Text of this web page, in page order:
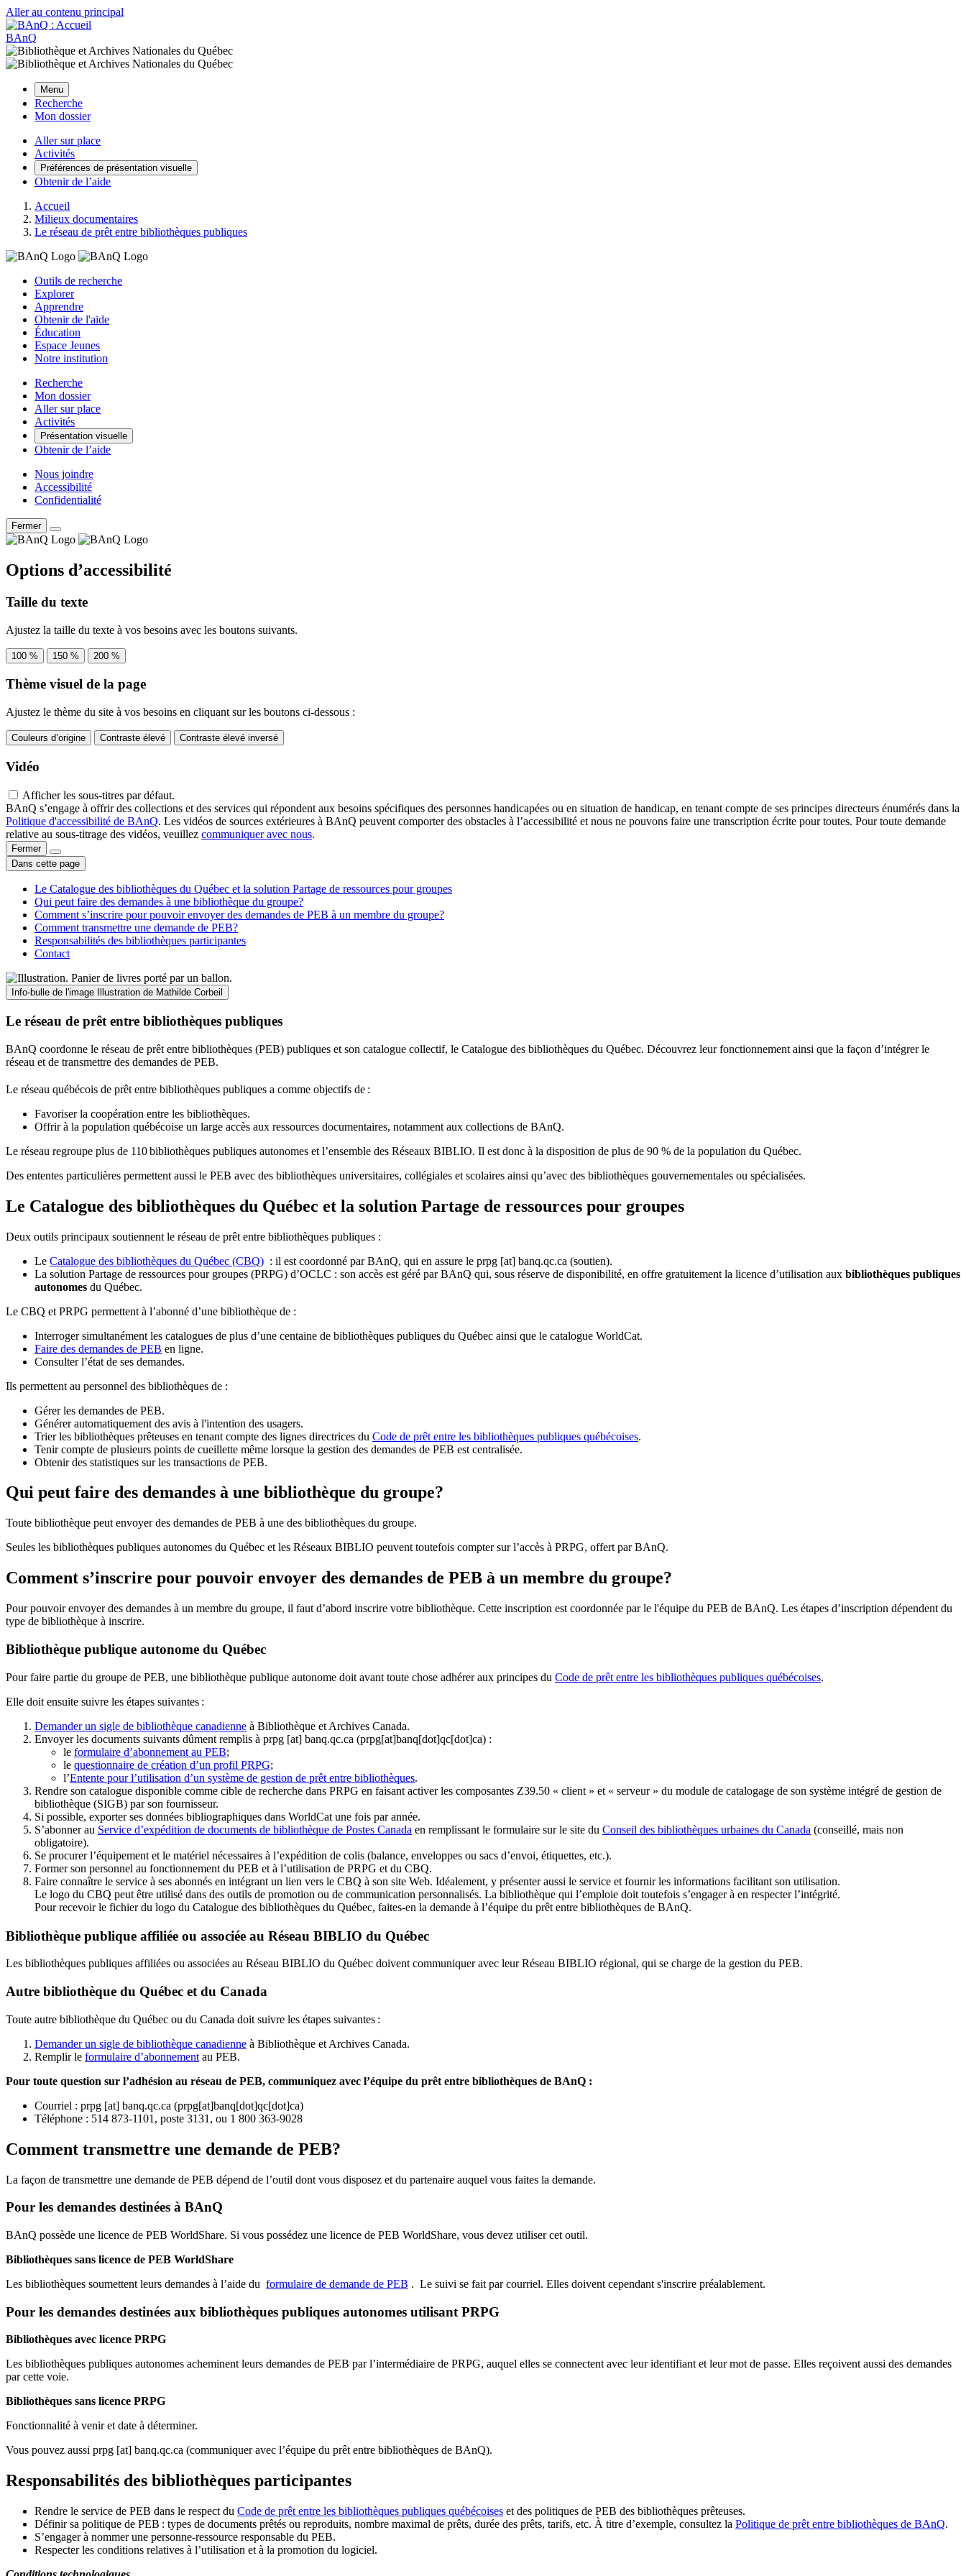
Aller au contenu principal
BAnQ
Menu
Recherche
Mon dossier
Aller sur place
Activités
Préférences de présentation visuelle
Obtenir de l’aide
Accueil
Milieux documentaires
Le réseau de prêt entre bibliothèques publiques
Outils de recherche
Explorer
Apprendre
Obtenir de l'aide
Éducation
Espace Jeunes
Notre institution
Recherche
Mon dossier
Aller sur place
Activités
Présentation visuelle
Obtenir de l’aide
Nous joindre
Accessibilité
Confidentialité
Fermer
Options d’accessibilité
Taille du texte
Ajustez la taille du texte à vos besoins avec les boutons suivants.
100 % 150 % 200 %
Thème visuel de la page
Ajustez le thème du site à vos besoins en cliquant sur les boutons ci-dessous :
Couleurs d’origine Contraste élevé Contraste élevé inversé
Vidéo
Afficher les sous-titres par défaut.
BAnQ s’engage à offrir des collections et des services qui répondent aux besoins spécifiques des personnes handicapées ou en situation de handicap, en tenant compte de ses principes directeurs énumérés dans la
Politique d'accessibilité de BAnQ. Les vidéos de sources extérieures à BAnQ peuvent comporter des obstacles à l’accessibilité et nous ne pouvons faire une transcription écrite pour toutes. Pour toute demande
relative au sous-titrage des vidéos, veuillez communiquer avec nous.
Fermer
Dans cette page
Le Catalogue des bibliothèques du Québec et la solution Partage de ressources pour groupes
Qui peut faire des demandes à une bibliothèque du groupe?
Comment s’inscrire pour pouvoir envoyer des demandes de PEB à un membre du groupe?
Comment transmettre une demande de PEB?
Responsabilités des bibliothèques participantes
Contact
Info-bulle de l'image Illustration de Mathilde Corbeil
Le réseau de prêt entre bibliothèques publiques
BAnQ coordonne le réseau de prêt entre bibliothèques (PEB) publiques et son catalogue collectif, le Catalogue des bibliothèques du Québec. Découvrez leur fonctionnement ainsi que la façon d’intégrer le
réseau et de transmettre des demandes de PEB.
Le réseau québécois de prêt entre bibliothèques publiques a comme objectifs de :
Favoriser la coopération entre les bibliothèques.
Offrir à la population québécoise un large accès aux ressources documentaires, notamment aux collections de BAnQ.
Le réseau regroupe plus de 110bibliothèques publiques autonomes et l’ensemble des Réseaux BIBLIO. Il est donc à la disposition de plus de 90 % de la population du Québec.
Des ententes particulières permettent aussi le PEB avec des bibliothèques universitaires, collégiales et scolaires ainsi qu’avec des bibliothèques gouvernementales ou spécialisées.
Le Catalogue des bibliothèques du Québec et la solution Partage de ressources pour groupes
Deux outils principaux soutiennent le réseau de prêt entre bibliothèques publiques :
Le Catalogue des bibliothèques du Québec (CBQ) : il est coordonné par BAnQ, qui en assure le prpg [at] banq.qc.ca (soutien).
La solution Partage de ressources pour groupes (PRPG) d’OCLC : son accès est géré par BAnQ qui, sous réserve de disponibilité, en offre gratuitement la licence d’utilisation aux bibliothèques publiques
autonomes du Québec.
Le CBQ et PRPG permettent à l’abonné d’une bibliothèque de :
Interroger simultanément les catalogues de plus d’une centaine de bibliothèques publiques du Québec ainsi que le catalogue WorldCat.
Faire des demandes de PEB en ligne.
Consulter l’état de ses demandes.
Ils permettent au personnel des bibliothèques de :
Gérer les demandes de PEB.
Générer automatiquement des avis à l'intention des usagers.
Trier les bibliothèques prêteuses en tenant compte des lignes directrices du Code de prêt entre les bibliothèques publiques québécoises.
Tenir compte de plusieurs points de cueillette même lorsque la gestion des demandes de PEB est centralisée.
Obtenir des statistiques sur les transactions de PEB.
Qui peut faire des demandes à une bibliothèque du groupe?
Toute bibliothèque peut envoyer des demandes de PEB à une des bibliothèques du groupe.
Seules les bibliothèques publiques autonomes du Québec et les Réseaux BIBLIO peuvent toutefois compter sur l’accès à PRPG, offert par BAnQ.
Comment s’inscrire pour pouvoir envoyer des demandes de PEB à un membre du groupe?
Pour pouvoir envoyer des demandes à un membre du groupe, il faut d’abord inscrire votre bibliothèque. Cette inscription est coordonnée par le l'équipe du PEB de BAnQ. Les étapes d’inscription dépendent du
type de bibliothèque à inscrire.
Bibliothèque publique autonome du Québec
Pour faire partie du groupe de PEB, une bibliothèque publique autonome doit avant toute chose adhérer aux principes du Code de prêt entre les bibliothèques publiques québécoises.
Elle doit ensuite suivre les étapes suivantes :
Demander un sigle de bibliothèque canadienne à Bibliothèque et Archives Canada.
Envoyer les documents suivants dûment remplis à prpg [at] banq.qc.ca (prpg[at]banq[dot]qc[dot]ca) :
le formulaire d’abonnement au PEB;
le questionnaire de création d’un profil PRPG;
l’Entente pour l’utilisation d’un système de gestion de prêt entre bibliothèques.
Rendre son catalogue disponible comme cible de recherche dans PRPG en faisant activer les composantes Z39.50 « client » et « serveur » du module de catalogage de son système intégré de gestion de
bibliothèque (SIGB) par son fournisseur.
Si possible, exporter ses données bibliographiques dans WorldCat une fois par année.
S’abonner au Service d’expédition de documents de bibliothèque de Postes Canada en remplissant le formulaire sur le site du Conseil des bibliothèques urbaines du Canada (conseillé, mais non
obligatoire).
Se procurer l’équipement et le matériel nécessaires à l’expédition de colis (balance, enveloppes ou sacs d’envoi, étiquettes, etc.).
Former son personnel au fonctionnement du PEB et à l’utilisation de PRPG et du CBQ.
Faire connaître le service à ses abonnés en intégrant un lien vers le CBQ à son site Web. Idéalement, y présenter aussi le service et fournir les informations facilitant son utilisation.
Le logo du CBQ peut être utilisé dans des outils de promotion ou de communication personnalisés. La bibliothèque qui l’emploie doit toutefois s’engager à en respecter l’intégrité.
Pour recevoir le fichier du logo du Catalogue des bibliothèques du Québec, faites-en la demande à l’équipe du prêt entre bibliothèques de BAnQ.
Bibliothèque publique affiliée ou associée au Réseau BIBLIO du Québec
Les bibliothèques publiques affiliées ou associées au Réseau BIBLIO du Québec doivent communiquer avec leur Réseau BIBLIO régional, qui se charge de la gestion du PEB.
Autre bibliothèque du Québec et du Canada
Toute autre bibliothèque du Québec ou du Canada doit suivre les étapes suivantes :
Demander un sigle de bibliothèque canadienne à Bibliothèque et Archives Canada.
Remplir le formulaire d’abonnement au PEB.
Pour toute question sur l’adhésion au réseau de PEB, communiquez avec l’équipe du prêt entre bibliothèques de BAnQ :
Courriel : prpg [at] banq.qc.ca (prpg[at]banq[dot]qc[dot]ca)
Téléphone : 514 873-1101, poste 3131, ou 1 800 363-9028
Comment transmettre une demande de PEB?
La façon de transmettre une demande de PEB dépend de l’outil dont vous disposez et du partenaire auquel vous faites la demande.
Pour les demandes destinées à BAnQ
BAnQ possède une licence de PEB WorldShare. Si vous possédez une licence de PEB WorldShare, vous devez utiliser cet outil.
Bibliothèques sans licence de PEB WorldShare
Les bibliothèques soumettent leurs demandes à l’aide du formulaire de demande de PEB . Le suivi se fait par courriel. Elles doivent cependant s'inscrire préalablement.
Pour les demandes destinées aux bibliothèques publiques autonomes utilisant PRPG
Bibliothèques avec licence PRPG
Les bibliothèques publiques autonomes acheminent leurs demandes de PEB par l’intermédiaire de PRPG, auquel elles se connectent avec leur identifiant et leur mot de passe. Elles reçoivent aussi des demandes
par cette voie.
Bibliothèques sans licence PRPG
Fonctionnalité à venir et date à déterminer.
Vous pouvez aussi prpg [at] banq.qc.ca (communiquer avec l’équipe du prêt entre bibliothèques de BAnQ).
Responsabilités des bibliothèques participantes
Rendre le service de PEB dans le respect du Code de prêt entre les bibliothèques publiques québécoises et des politiques de PEB des bibliothèques prêteuses.
Définir sa politique de PEB : types de documents prêtés ou reproduits, nombre maximal de prêts, durée des prêts, tarifs, etc. À titre d’exemple, consultez la Politique de prêt entre bibliothèques de BAnQ.
S’engager à nommer une personne-ressource responsable du PEB.
Respecter les conditions relatives à l’utilisation et à la promotion du logiciel.